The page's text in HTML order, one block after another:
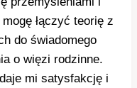
łączyć teorię z
do świadomego
o więzi rodzinne.
mi satysfakcję i